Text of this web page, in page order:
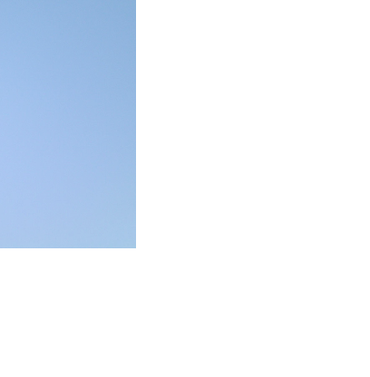
la surface de